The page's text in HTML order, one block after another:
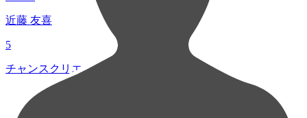
近藤 友喜
5
チャンスクリエイト総数